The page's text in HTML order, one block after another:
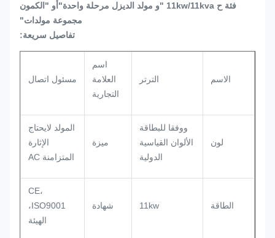
فئة ح 11kw/11kva "و مولد الديزل مرحلة واحدة" أو "الكمون
مجموعة مولدات"
تفاصيل سريعة:
الاسم الترتر
اسم
العلامة
التجارية
مسئول اتصال
لون
ووفقا للبطاقة
الألوان القياسية
الدولية
ميزة
المولد لايحتاج
الإثارة
المتزامنة AC
الطاقة 11kw شهادة
CE،
ISO9001،
الهيئة